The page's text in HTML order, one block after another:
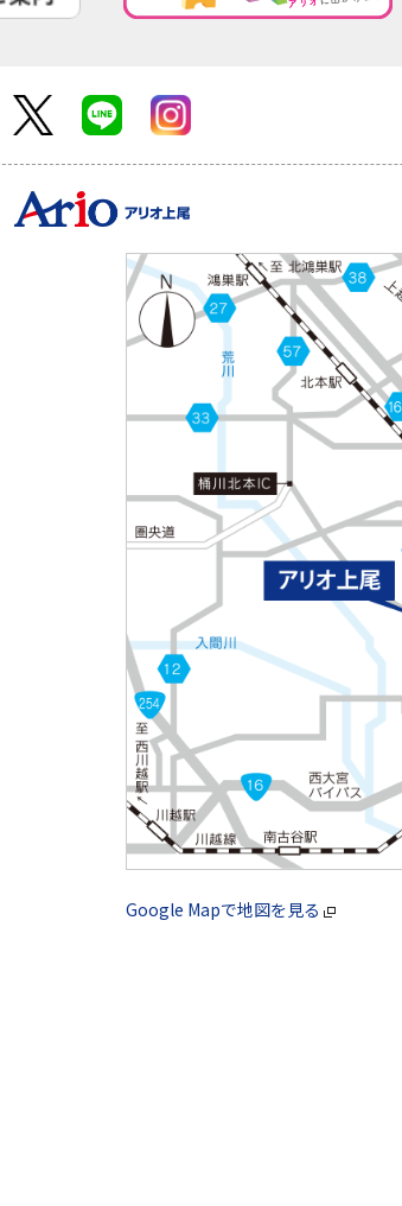
Google Mapで地図を見る